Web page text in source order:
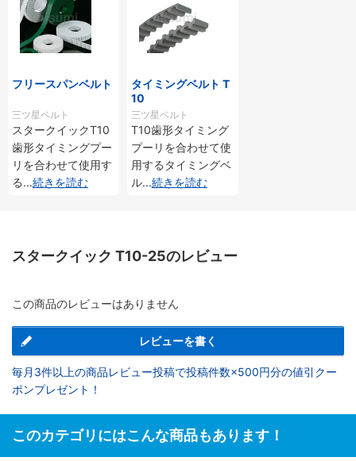
フリースパンベルト
三ツ星ベルト
スタークイックT10
歯形タイミングプー
リを合わせて使用す
る...続きを読む
タイミングベルト T
10
三ツ星ベルト
T10歯形タイミング
プーリを合わせて使
用するタイミングベ
ル...続きを読む
スタークイック T10-25のレビュー
この商品のレビューはありません
レビューを書く
毎月3件以上の商品レビュー投稿で投稿件数×500円分の値引クー
ポンプレゼント！
このカテゴリにはこんな商品もあります！